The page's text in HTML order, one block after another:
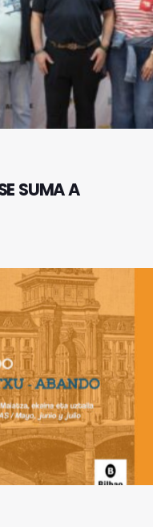
SUMA A